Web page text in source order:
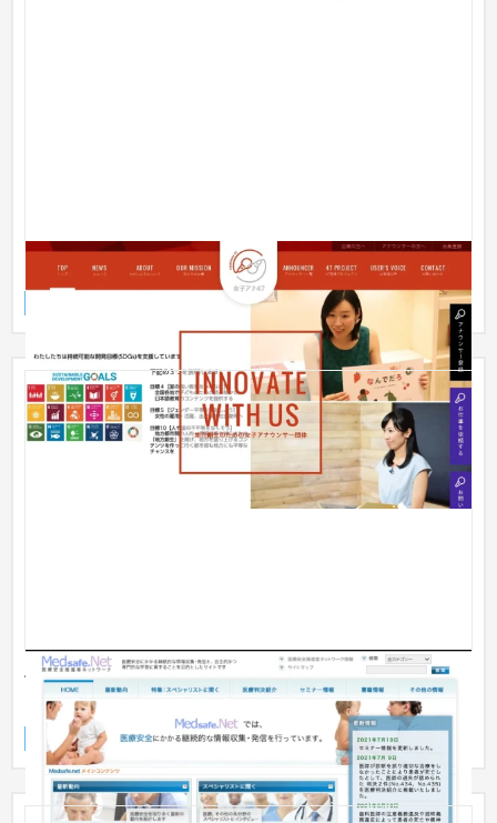
【サービスサイト】C社様
芸能・アーティスト・音楽
公益社団法人 日本医師会様 医療安全推進者ネットワ
ーク
サービスサイト NPO・官公庁